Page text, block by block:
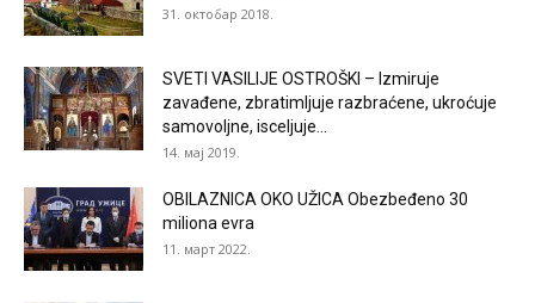
31. октобар 2018.
SVETI VASILIJE OSTROŠKI – Izmiruje
zavađene, zbratimljuje razbraćene, ukroćuje
samovoljne, isceljuje...
14. мај 2019.
OBILAZNICA OKO UŽICA Obezbeđeno 30
miliona evra
11. март 2022.